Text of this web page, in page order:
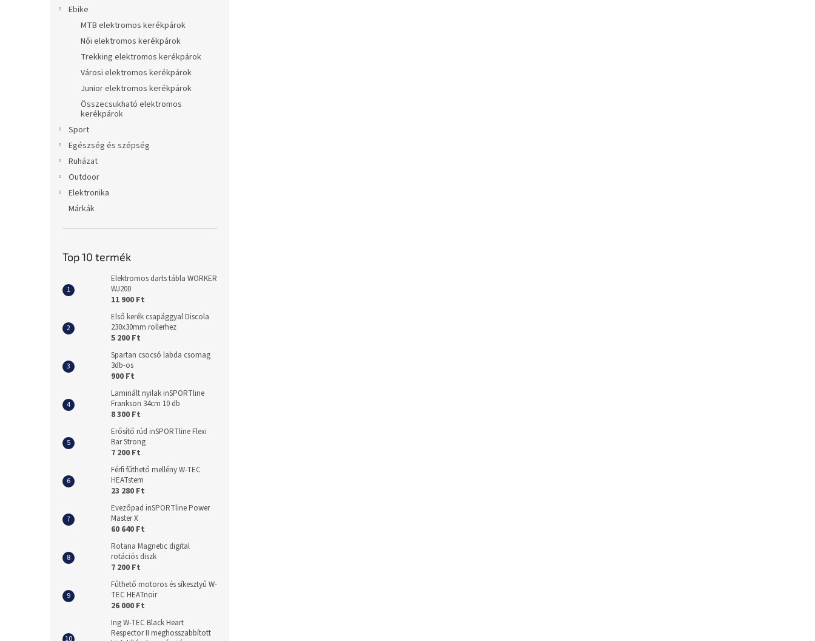
Ebike
MTB elektromos kerékpárok
Női elektromos kerékpárok
Trekking elektromos kerékpárok
Városi elektromos kerékpárok
Junior elektromos kerékpárok
Összecsukható elektromos
kerékpárok
Sport
Egészség és szépség
Ruházat
Outdoor
Elektronika
Márkák
Top 10 termék
Elektromos darts tábla WORKER
WJ200
11 900 Ft
Első kerék csapággyal Discola
230x30mm rollerhez
5 200 Ft
Spartan csocsó labda csomag
3db-os
900 Ft
Laminált nyilak inSPORTline
Frankson 34cm 10 db
8 300 Ft
Erősítő rúd inSPORTline Flexi
Bar Strong
7 200 Ft
Férfi fűthető mellény W-TEC
HEATstem
23 280 Ft
Evezőpad inSPORTline Power
Master X
60 640 Ft
Rotana Magnetic digital
rotációs diszk
7 200 Ft
Fűthető motoros és síkesztyű W-
TEC HEATnoir
26 000 Ft
Ing W-TEC Black Heart
Respector II meghosszabbított